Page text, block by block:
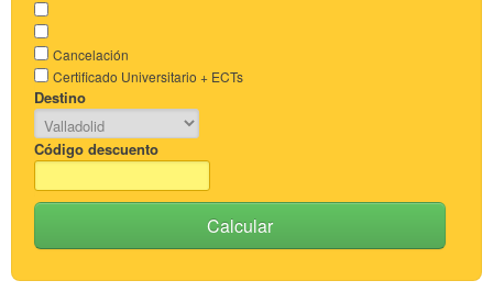
Cancelación
Certificado Universitario + ECTs
Destino
Código descuento
Calcular